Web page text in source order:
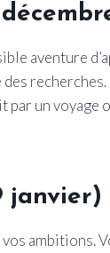
aventure
un voyage
janvier)
ambitions.